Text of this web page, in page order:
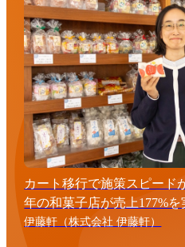
カート移行で施策スピード
年の和菓子店が売上177%
伊藤軒（株式会社 伊藤軒）